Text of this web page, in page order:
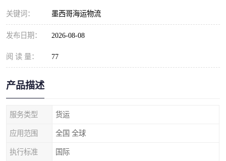
关键词： 墨西哥海运物流
发布日期： 2026-08-08
阅 读 量： 77
产品描述
服务类型 货运
应用范围 全国 全球
执行标准 国际